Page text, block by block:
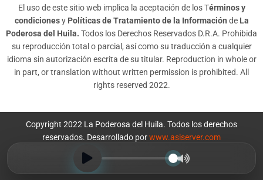
El uso de este sitio web implica la aceptación de los Términos y
condicionesy Políticas de Tratamiento de la Información de La
Poderosa del Huila. Todos los Derechos Reservados D.R.A. Prohibida
su reproducción total o parcial, así como su traducción a cualquier
idioma sin autorización escrita de su titular. Reproduction in whole or
in part, or translation without written permission is prohibited. All
rights reserved 2022.
Copyright 2022 La Poderosa del Huila. Todos los derechos
reservados. Desarrollado porwww.asiserver.com